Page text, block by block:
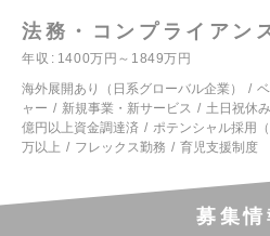
法務・コンプライアン
年収
1400万円～1849万円
海外展開あり（日系グローバル企業）
ャー
新規事業・新サービス 土日祝休み
億円以上資金調達済
ポテンシャル採用（
万以上
フレックス勤務 育児支援制度
募集情